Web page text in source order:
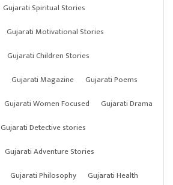
Gujarati Spiritual Stories
Gujarati Motivational Stories
Gujarati Children Stories
Gujarati Magazine
Gujarati Poems
Gujarati Women Focused
Gujarati Drama
Gujarati Detective stories
Gujarati Adventure Stories
Gujarati Philosophy
Gujarati Health